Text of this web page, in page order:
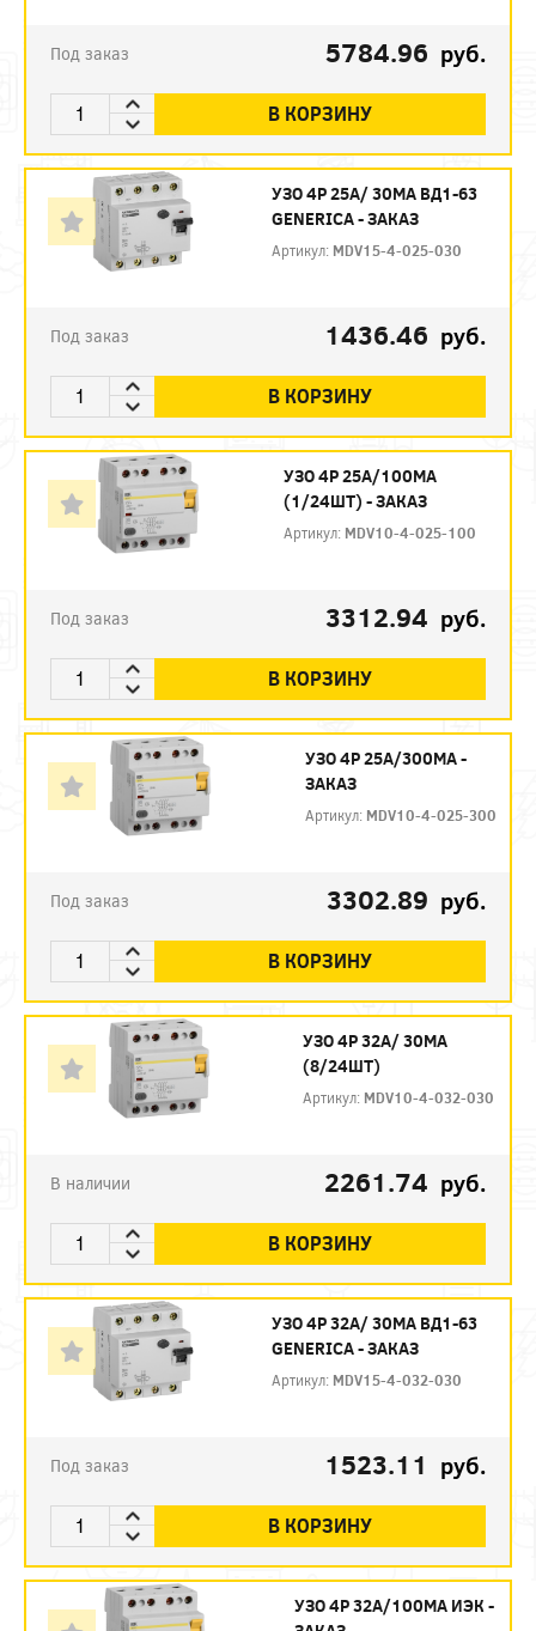
Под заказ 5784.96 руб.
В КОРЗИНУ
УЗО 4P 25А/ 30МА ВД1-63
GENERICA - ЗАКАЗ
Артикул: MDV15-4-025-030
Под заказ 1436.46 руб.
В КОРЗИНУ
УЗО 4P 25А/100МА
(1/24ШТ) - ЗАКАЗ
Артикул: MDV10-4-025-100
Под заказ 3312.94 руб.
В КОРЗИНУ
УЗО 4P 25А/300МА -
ЗАКАЗ
Артикул: MDV10-4-025-300
Под заказ 3302.89 руб.
В КОРЗИНУ
УЗО 4P 32А/ 30МА
(8/24ШТ)
Артикул: MDV10-4-032-030
В наличии 2261.74 руб.
В КОРЗИНУ
УЗО 4P 32А/ 30МА ВД1-63
GENERICA - ЗАКАЗ
Артикул: MDV15-4-032-030
Под заказ 1523.11 руб.
В КОРЗИНУ
УЗО 4P 32А/100МА ИЭК -